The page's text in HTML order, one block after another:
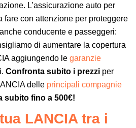
L’assicurazione auto per
fare con attenzione per proteggere
conducente e passeggeri:
di aumentare la copertura
aggiungendo le garanzie
Confronta subito i prezzi per
delle principali compagnie
subito fino a 500€!
LANCIA tra i